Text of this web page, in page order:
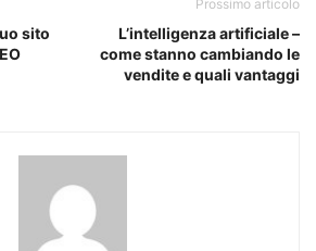
sito
Prossimo articolo
L’intelligenza artificiale –
come stanno cambiando le
vendite e quali vantaggi